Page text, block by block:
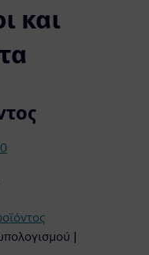
και
|